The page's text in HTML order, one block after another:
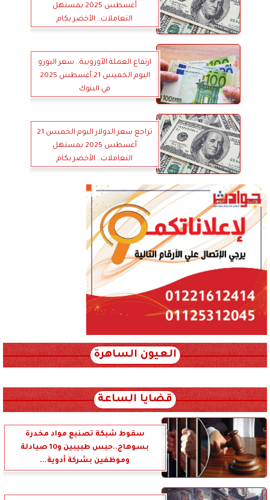
أغسطس 2025 بمستهل
التعاملات.. الأخضر بكام
ارتفاع العملة الأوروبية.. سعر اليورو
اليوم الخميس 21 أغسطس 2025
في البنوك
تراجع سعر الدولار اليوم الخميس 21
أغسطس 2025 بمستهل
التعاملات.. الأخضر بكام
العيون الساهرة
قضايا الساعة
سقوط شبكة تصنيع مواد مخدرة
بسوهاج..حبس طبيبين و10 صيادلة
وموظفين بشركة أدوية...